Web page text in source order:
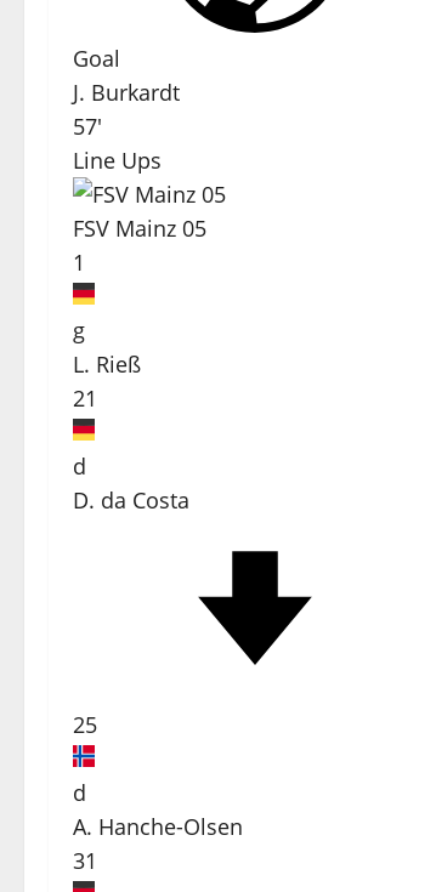
Goal
J. Burkardt
57'
Line Ups
FSV Mainz 05
1
g
L. Rieß
21
d
D. da Costa
25
d
A. Hanche-Olsen
31